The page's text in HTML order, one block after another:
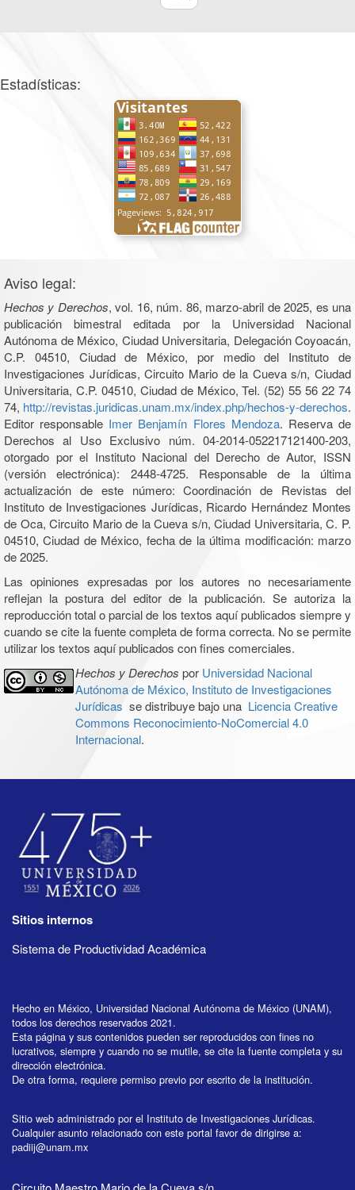
Estadísticas:
Aviso legal:
Hechos y Derechos, vol. 16, núm. 86, marzo-abril de 2025, es una
publicación bimestral editada por la Universidad Nacional
Autónoma de México, Ciudad Universitaria, Delegación Coyoacán,
C.P. 04510, Ciudad de México, por medio del Instituto de
Investigaciones Jurídicas, Circuito Mario de la Cueva s/n, Ciudad
Universitaria, C.P. 04510, Ciudad de México, Tel. (52) 55 56 22 74
74, http://revistas.juridicas.unam.mx/index.php/hechos-y-derechos.
Editor responsable Imer Benjamín Flores Mendoza. Reserva de
Derechos al Uso Exclusivo núm. 04-2014-052217121400-203,
otorgado por el Instituto Nacional del Derecho de Autor, ISSN
(versión electrónica): 2448-4725. Responsable de la última
actualización de este número: Coordinación de Revistas del
Instituto de Investigaciones Jurídicas, Ricardo Hernández Montes
de Oca, Circuito Mario de la Cueva s/n, Ciudad Universitaria, C. P.
04510, Ciudad de México, fecha de la última modificación: marzo
de 2025.
Las opiniones expresadas por los autores no necesariamente
reflejan la postura del editor de la publicación. Se autoriza la
reproducción total o parcial de los textos aquí publicados siempre y
cuando se cite la fuente completa de forma correcta. No se permite
utilizar los textos aquí publicados con fines comerciales.
Hechos y Derechos por Universidad Nacional
Autónoma de México, Instituto de Investigaciones
Jurídicas se distribuye bajo una Licencia Creative
Commons Reconocimiento-NoComercial 4.0
Internacional.
Sitios internos
Sistema de Productividad Académica
Hecho en México, Universidad Nacional Autónoma de México (UNAM),
todos los derechos reservados 2021.
Esta página y sus contenidos pueden ser reproducidos con fines no
lucrativos, siempre y cuando no se mutile, se cite la fuente completa y su
dirección electrónica.
De otra forma, requiere permiso previo por escrito de la institución.
Sitio web administrado por el Instituto de Investigaciones Jurídicas.
Cualquier asunto relacionado con este portal favor de dirigirse a:
padiij@unam.mx